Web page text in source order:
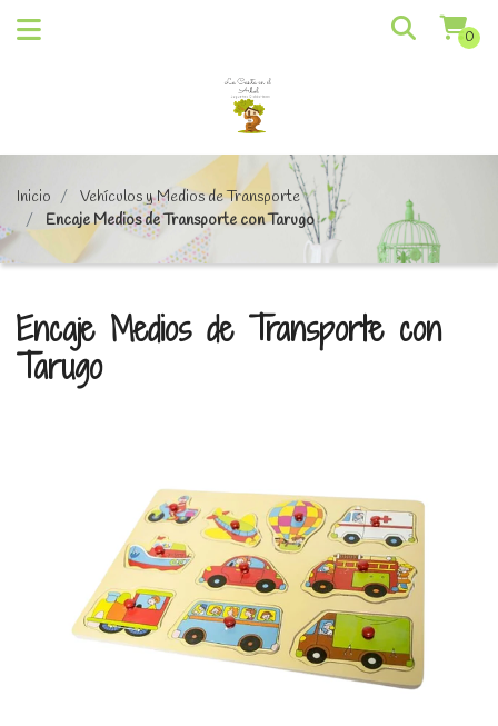
0
Inicio
Vehículos y Medios de Transporte
Encaje Medios de Transporte con Tarugo
Encaje Medios de Transporte con
Tarugo